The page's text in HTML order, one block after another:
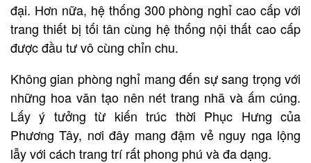
đại. Hơn nữa, hệ thống 300 phòng nghỉ cao cấp với
trang thiết bị tối tân cùng hệ thống nội thất cao cấp
được đầu tư vô cùng chỉn chu.
Không gian phòng nghỉ mang đến sự sang trọng với
những hoa văn tạo nên nét trang nhã và ấm cúng.
Lấy ý tưởng từ kiến trúc thời Phục Hưng của
Phương Tây, nơi đây mang đậm vẻ nguy nga lộng
lẫy với cách trang trí rất phong phú và đa dạng.